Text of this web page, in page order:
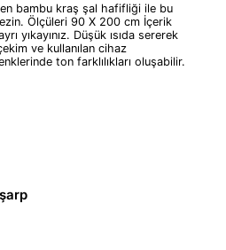
bambu kraş şal hafifliği ile bu
Ölçüleri 90 X 200 cm İçerik
yıkayınız. Düşük ısıda sererek
ve kullanılan cihaz
ton farklılıkları oluşabilir.